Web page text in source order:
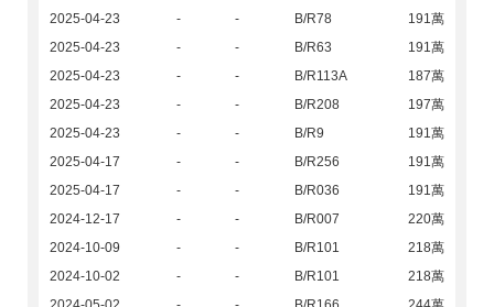
2025-04-23
- - B/R78
191萬
2025-04-23
- - B/R63
191萬
2025-04-23
- - B/R113A
187萬
2025-04-23
- - B/R208
197萬
2025-04-23
- - B/R9
191萬
2025-04-17
- - B/R256
191萬
2025-04-17
- - B/R036
191萬
2024-12-17
- - B/R007
220萬
2024-10-09
- - B/R101
218萬
2024-10-02
- - B/R101
218萬